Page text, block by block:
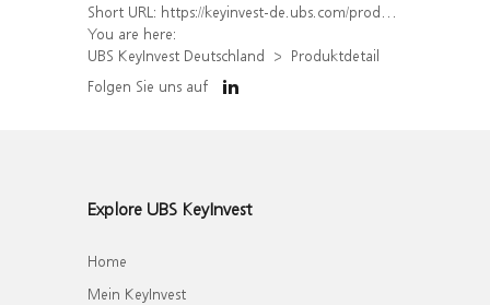
Short URL: https://keyinvest-de.ubs.com/produkt/detail/index/isin/DE000WA4ZM18
You are here:
UBS KeyInvest Deutschland
Produktdetail
Folgen Sie uns auf
Explore UBS KeyInvest
Home
Mein KeyInvest